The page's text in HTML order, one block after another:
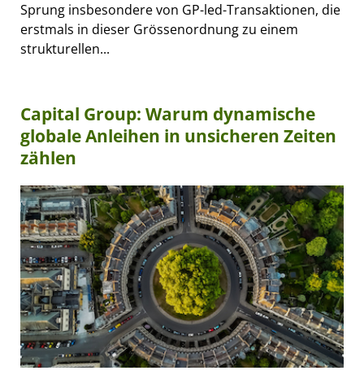
Sprung insbesondere von GP-led-Transaktionen, die
erstmals in dieser Grössenordnung zu einem
strukturellen...
Capital Group: Warum dynamische
globale Anleihen in unsicheren Zeiten
zählen